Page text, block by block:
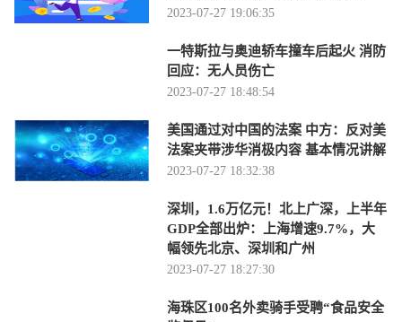
2023-07-27 19:06:35
一特斯拉与奥迪轿车撞车后起火 消防
回应：无人员伤亡
2023-07-27 18:48:54
美国通过对中国的法案 中方：反对美
法案夹带涉华消极内容 基本情况讲解
2023-07-27 18:32:38
深圳，1.6万亿元！北上广深，上半年
GDP全部出炉：上海增速9.7%，大
幅领先北京、深圳和广州
2023-07-27 18:27:30
海珠区100名外卖骑手受聘“食品安全